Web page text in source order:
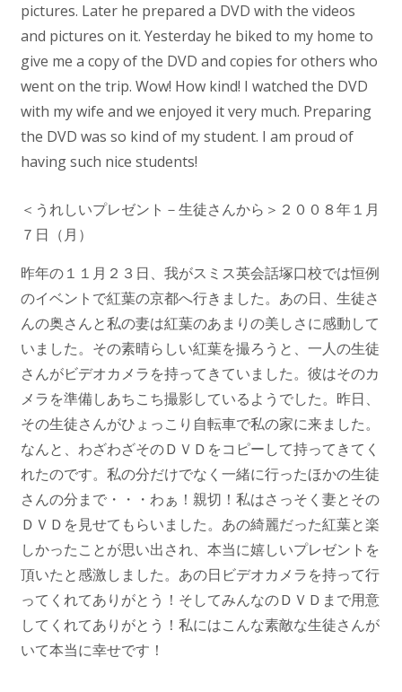
pictures. Later he prepared a DVD with the videos
and pictures on it. Yesterday he biked to my home to
give me a copy of the DVD and copies for others who
went on the trip. Wow! How kind! I watched the DVD
with my wife and we enjoyed it very much. Preparing
the DVD was so kind of my student. I am proud of
having such nice students!
＜うれしいプレゼント－生徒さんから＞２００８年１月
７日（月）
昨年の１１月２３日、我がスミス英会話塚口校では恒例
のイベントで紅葉の京都へ行きました。あの日、生徒さ
んの奥さんと私の妻は紅葉のあまりの美しさに感動して
いました。その素晴らしい紅葉を撮ろうと、一人の生徒
さんがビデオカメラを持ってきていました。彼はそのカ
メラを準備しあちこち撮影しているようでした。昨日、
その生徒さんがひょっこり自転車で私の家に来ました。
なんと、わざわざそのＤＶＤをコピーして持ってきてく
れたのです。私の分だけでなく一緒に行ったほかの生徒
さんの分まで・・・わぁ！親切！私はさっそく妻とその
ＤＶＤを見せてもらいました。あの綺麗だった紅葉と楽
しかったことが思い出され、本当に嬉しいプレゼントを
頂いたと感激しました。あの日ビデオカメラを持って行
ってくれてありがとう！そしてみんなのＤＶＤまで用意
してくれてありがとう！私にはこんな素敵な生徒さんが
いて本当に幸せです！